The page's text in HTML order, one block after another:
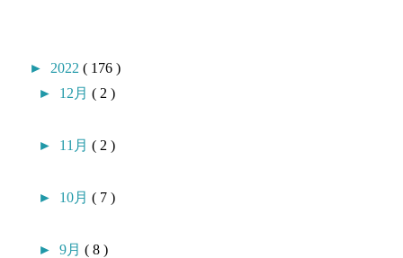
► 2022( 176 )
► 12月( 2 )
► 11月( 2 )
► 10月( 7 )
►9月( 8 )